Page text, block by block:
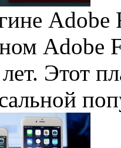
Adobe
Adobe
Этот